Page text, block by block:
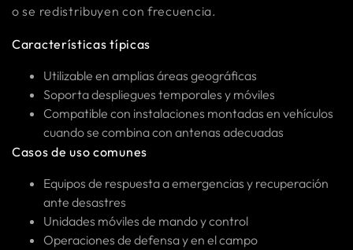
o se redistribuyen con frecuencia.
Características típicas
Utilizable en amplias áreas geográficas
Soporta despliegues temporales y móviles
Compatible con instalaciones montadas en vehículos
cuando se combina con antenas adecuadas
Casos de uso comunes
Equipos de respuesta a emergencias y recuperación
ante desastres
Unidades móviles de mando y control
Operaciones de defensa y en el campo